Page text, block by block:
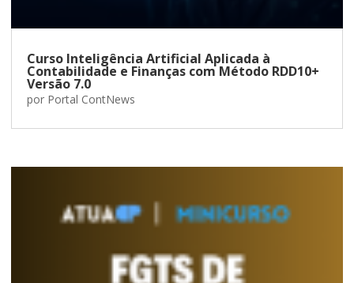
Curso Inteligência Artificial Aplicada à
Contabilidade e Finanças com Método RDD10+
Versão 7.0
por Portal ContNews